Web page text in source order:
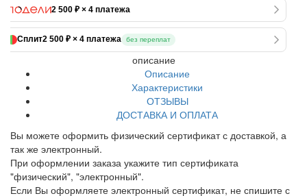
2 500 ₽ × 4 платежа
Сплит2 500 ₽ × 4 платежа без переплат
описание
Описание
Характеристики
ОТЗЫВЫ
ДОСТАВКА И ОПЛАТА
Вы можете оформить физический сертификат с доставкой, а
так же электронный.
При оформлении заказа укажите тип сертификата
"физический", "электронный".
Если Вы оформляете электронный сертификат, не спишите с